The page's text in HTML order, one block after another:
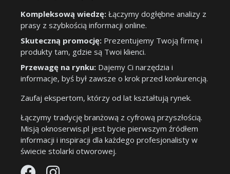
Kompleksową wiedzę: Łączymy dogłębne analizy z
prasy z szybkością informacji online.
Skuteczną promocję: Prezentujemy Twoją firmę i
produkty tam, gdzie są Twoi klienci.
Przewagę na rynku: Dajemy Ci narzędzia i
informacje, byś był zawsze o krok przed konkurencją.
Zaufaj ekspertom, którzy od lat kształtują rynek.
Łączymy tradycję branżową z cyfrową przyszłością.
Misją oknoserwis.pl jest bycie pierwszym źródłem
informacji i inspiracji dla każdego profesjonalisty w
świecie stolarki otworowej.